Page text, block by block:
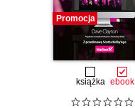
Promocja
książka ebook